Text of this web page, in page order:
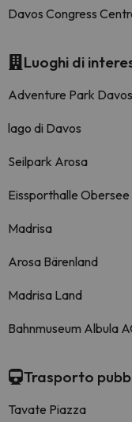
Davos Congress
Luoghi di
Adventure Park
lago di Davos
Seilpark Arosa
Eissporthalle Obersee
Madrisa
Arosa Bärenland
Madrisa Land
Bahnmuseum Albula
Trasporto
Tavate Piazza